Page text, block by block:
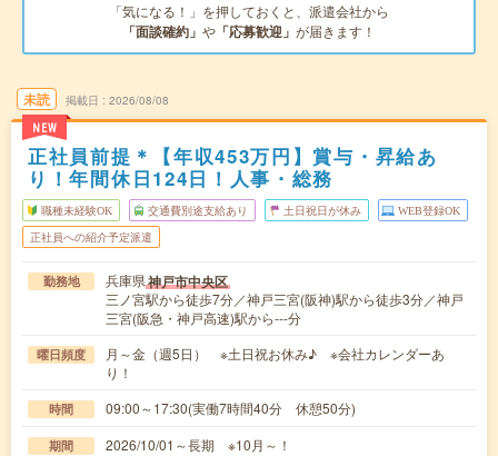
「気になる！」を押しておくと、派遣会社から
「面談確約」 や 「応募歓迎」 が届きます！
未読
NEW
掲載日 2026/08/08
正社員前提＊【年収453万円】賞与・昇給あ
り！年間休日124日！人事・総務
職種未経験OK 交通費別途支給あり 土日祝日が休み WEB登録OK
正社員への紹介予定派遣
勤務地 兵庫県神戸市中央区
三ノ宮駅から徒歩7分／神戸三宮(阪神)駅から徒歩3分／神戸
三宮(阪急・神戸高速)駅から---分
曜日頻度
月～金（週5日） ※土日祝お休み♪ ※会社カレンダーあ
り！
時間 09:00～17:30(実働7時間40分 休憩50分)
期間 2026/10/01～長期 ※10月～！